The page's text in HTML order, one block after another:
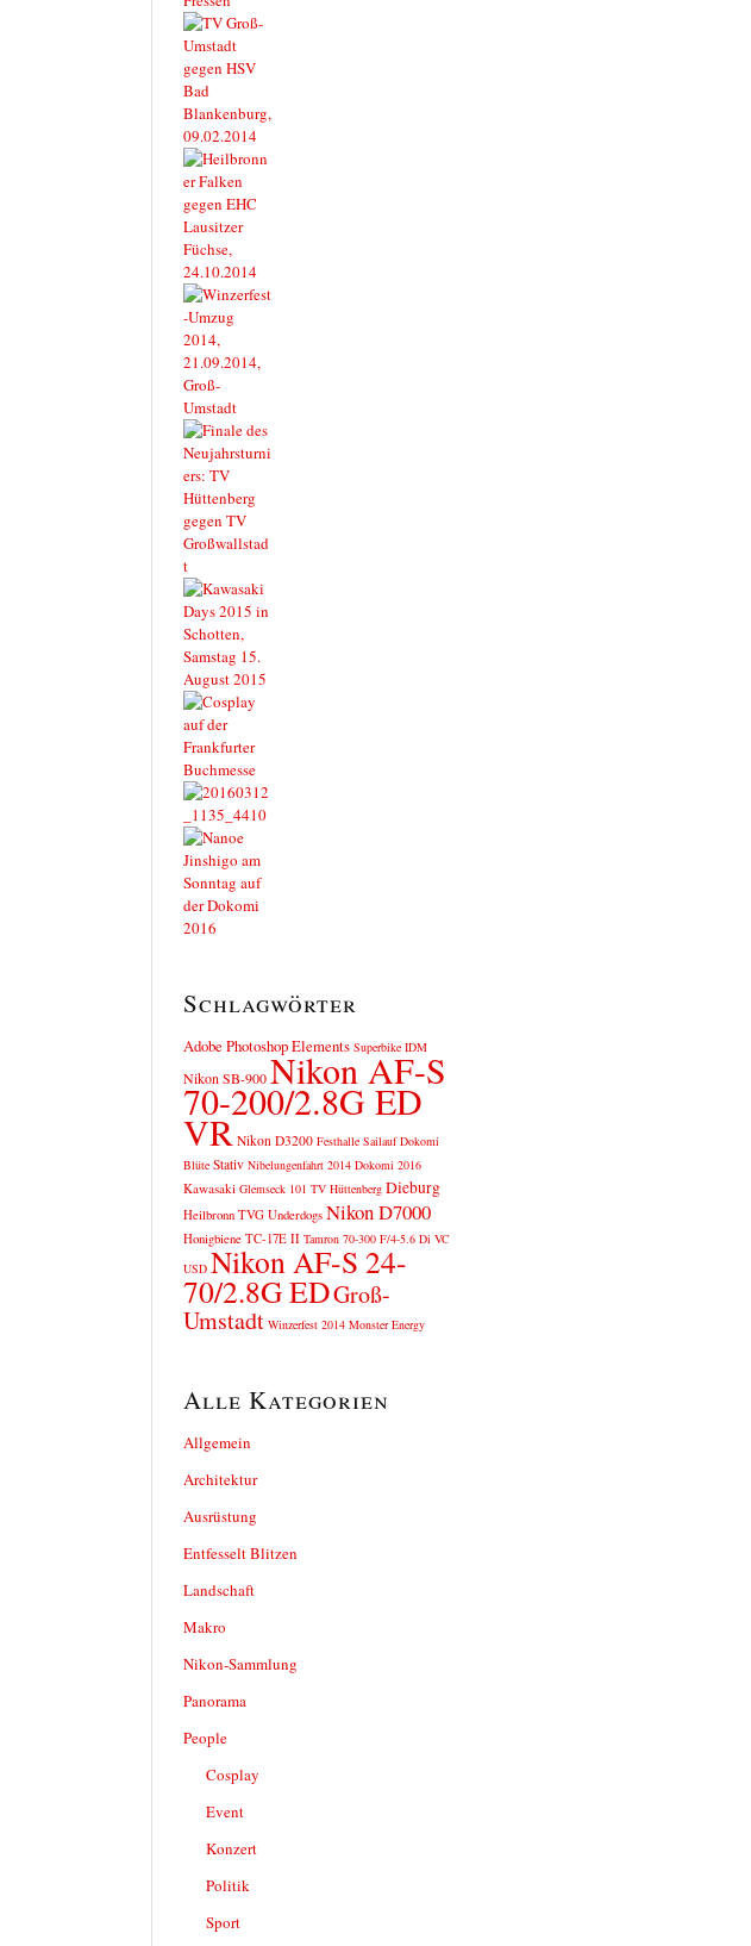
Schlagwörter
Adobe Photoshop Elements Superbike IDM
Nikon SB-900 Nikon AF-S
70-200/2.8G ED
VR Nikon D3200 Festhalle Sailauf Dokomi
Blüte Stativ Nibelungenfahrt 2014 Dokomi 2016
Kawasaki Glemseck 101 TV Hüttenberg Dieburg
Heilbronn TVG Underdogs Nikon D7000
Honigbiene TC-17E II Tamron 70-300 F/4-5.6 Di VC
USD Nikon AF-S 24-
70/2.8G EDGroß-
Umstadt Winzerfest 2014 Monster Energy
Alle Kategorien
Allgemein
Architektur
Ausrüstung
Entfesselt Blitzen
Landschaft
Makro
Nikon-Sammlung
Panorama
People
Cosplay
Event
Konzert
Politik
Sport